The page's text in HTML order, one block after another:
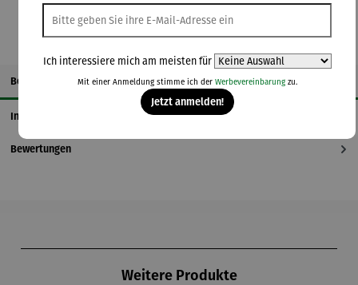
Beschreibung
Informationen zum Hersteller
Bewertungen
Weitere Produkte
Ich interessiere mich am meisten für
Mit einer Anmeldung stimme ich der Werbevereinbarungzu.
Jetzt anmelden!